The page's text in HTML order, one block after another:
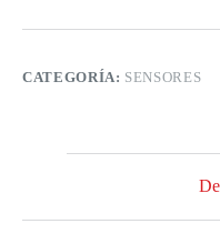
CATEGORÍA: SENSORES